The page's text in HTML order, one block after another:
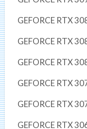
GEFORCE RTX
GEFORCE RTX
GEFORCE RTX
GEFORCE RTX
GEFORCE RTX
GEFORCE RTX